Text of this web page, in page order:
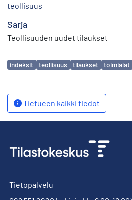
teollisuus
Sarja
Teollisuuden uudet tilaukset
Avainsanat
indeksit teollisuus tilaukset toimialat
Tietueen kaikki tiedot
Tietopalvelu